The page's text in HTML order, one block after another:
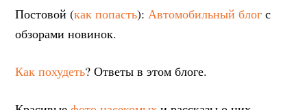
Постовой (как попасть):Автомобильный блог с
обзорами новинок.
Как похудеть? Ответы в этом блоге.